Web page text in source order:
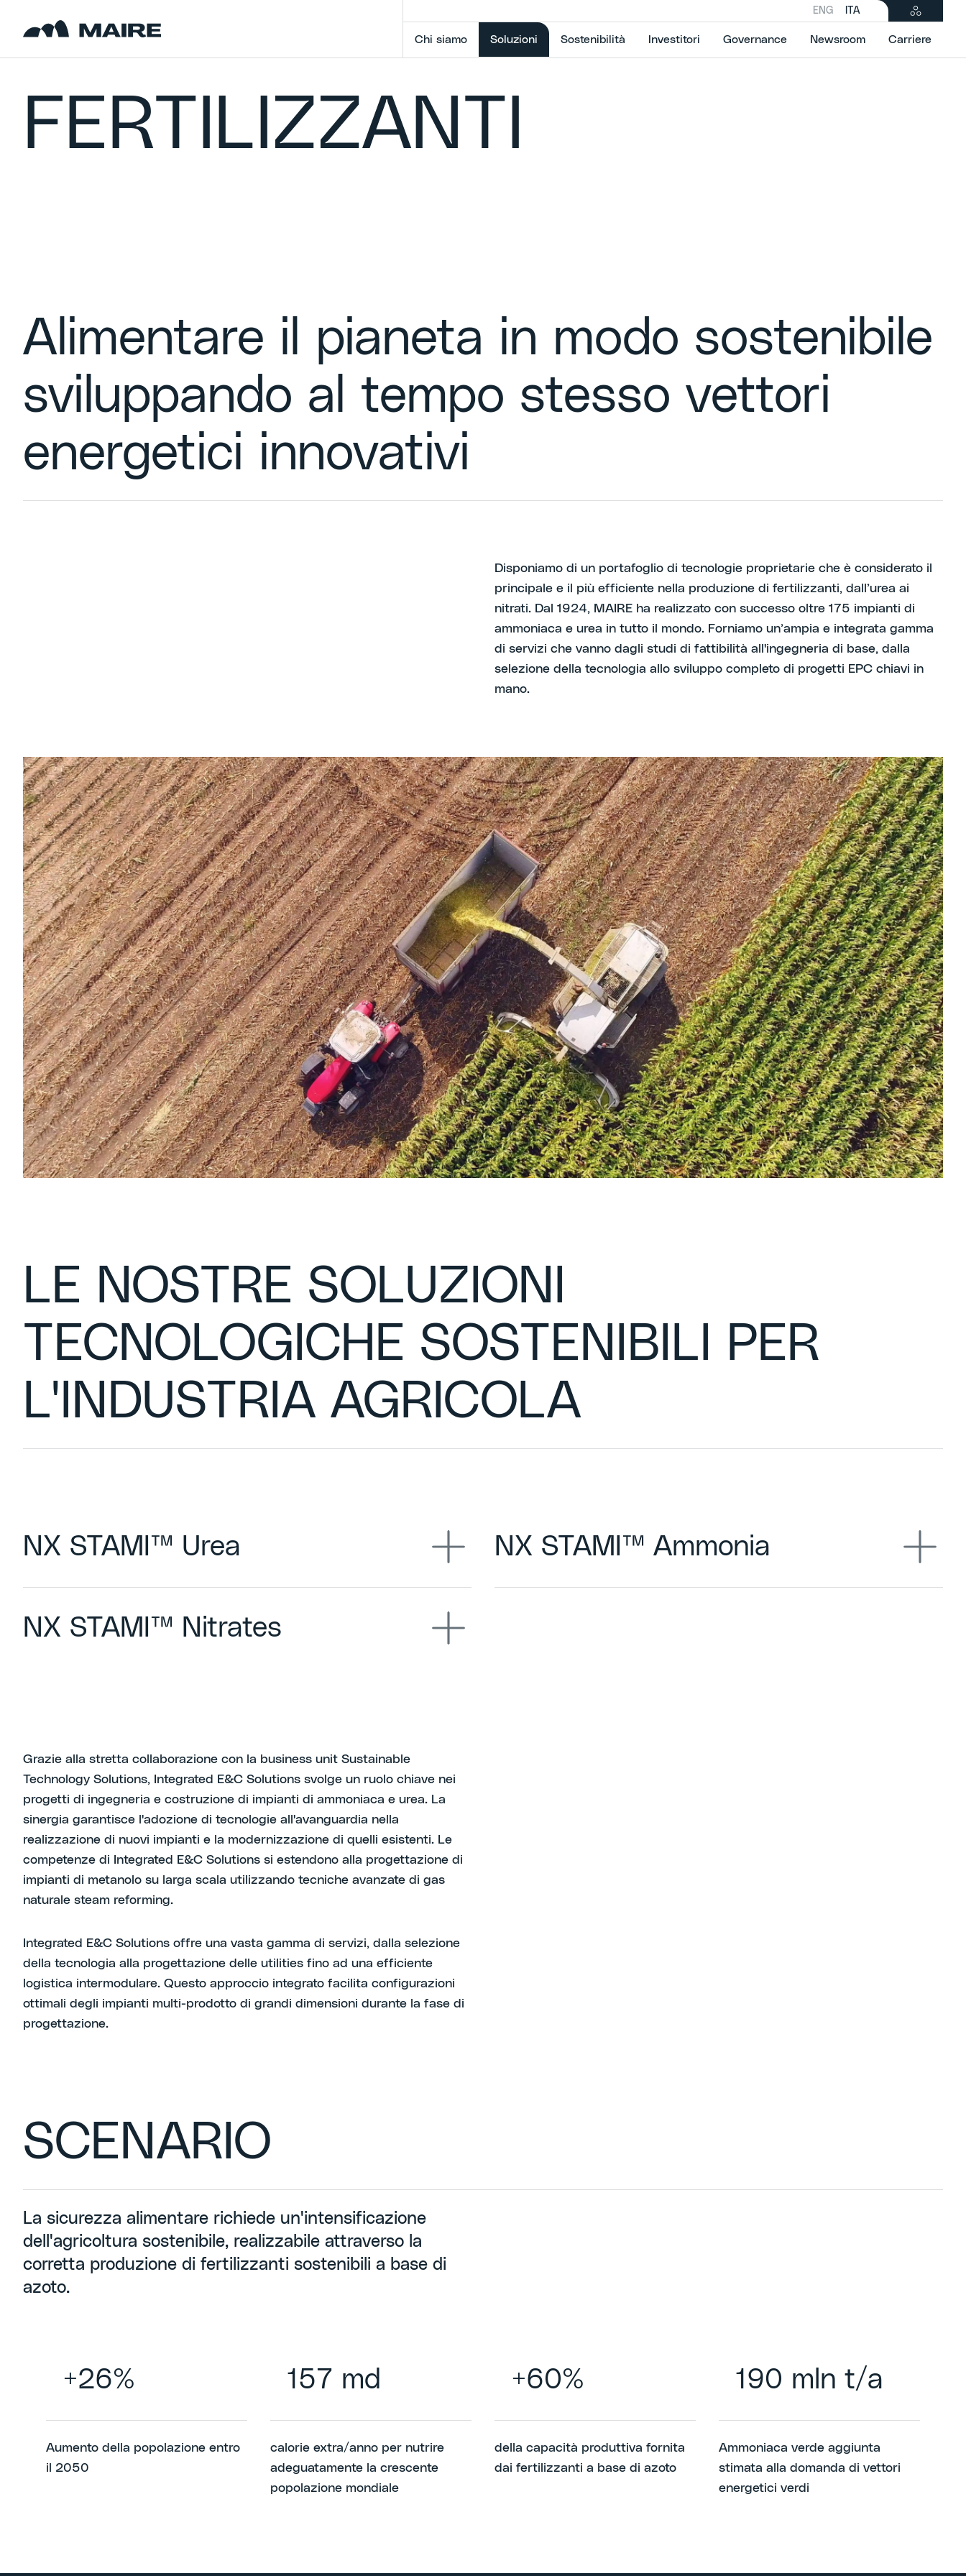
ENG ITA
Chi siamo Soluzioni Selected item
Sostenibilità Investitori Governance Newsroom Carriere
FERTILIZZANTI
Alimentare il pianeta in modo sostenibile
sviluppando al tempo stesso vettori
energetici innovativi
Disponiamo di un portafoglio di tecnologie proprietarie che è considerato il
principale e il più efficiente nella produzione di fertilizzanti, dall’urea ai
nitrati. Dal 1924, MAIRE ha realizzato con successo oltre 175 impianti di
ammoniaca e urea in tutto il mondo. Forniamo un’ampia e integrata gamma
di servizi che vanno dagli studi di fattibilità all'ingegneria di base, dalla
selezione della tecnologia allo sviluppo completo di progetti EPC chiavi in
mano.
LE NOSTRE SOLUZIONI
TECNOLOGICHE SOSTENIBILI PER
L'INDUSTRIA AGRICOLA
NX STAMI™ Urea
NX STAMI™ Nitrates
NX STAMI™ Ammonia
Grazie alla stretta collaborazione con la business unit Sustainable
Technology Solutions, Integrated E&C Solutions svolge un ruolo chiave nei
progetti di ingegneria e costruzione di impianti di ammoniaca e urea. La
sinergia garantisce l'adozione di tecnologie all'avanguardia nella
realizzazione di nuovi impianti e la modernizzazione di quelli esistenti. Le
competenze di Integrated E&C Solutions si estendono alla progettazione di
impianti di metanolo su larga scala utilizzando tecniche avanzate di gas
naturale steam reforming.
Integrated E&C Solutions offre una vasta gamma di servizi, dalla selezione
della tecnologia alla progettazione delle utilities fino ad una efficiente
logistica intermodulare. Questo approccio integrato facilita configurazioni
ottimali degli impianti multi-prodotto di grandi dimensioni durante la fase di
progettazione.
SCENARIO
La sicurezza alimentare richiede un'intensificazione
dell'agricoltura sostenibile, realizzabile attraverso la
corretta produzione di fertilizzanti sostenibili a base di
azoto.
+26%
Aumento della popolazione entro
il 2050
157 md
calorie extra/anno per nutrire
adeguatamente la crescente
popolazione mondiale
+60%
della capacità produttiva fornita
dai fertilizzanti a base di azoto
190 mln t/a
Ammoniaca verde aggiunta
stimata alla domanda di vettori
energetici verdi